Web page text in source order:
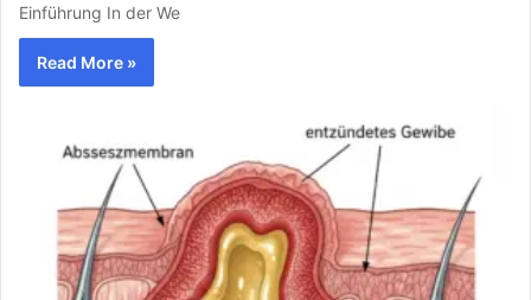
Einführung In der We
Read More »